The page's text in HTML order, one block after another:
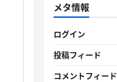
ブ
メタ情報
ログイン
投稿フィード
コメントフィード